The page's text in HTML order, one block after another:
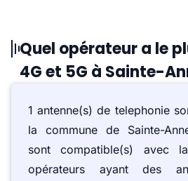
Quel opérateur a le
4G et 5G à Sainte-
1 antenne(s) de telephonie
la commune de Sainte-
sont compatible(s) avec
opérateurs ayant des